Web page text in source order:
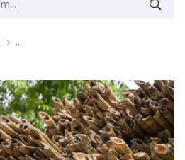
Chụp ảnh sản phẩm và quá trình sản